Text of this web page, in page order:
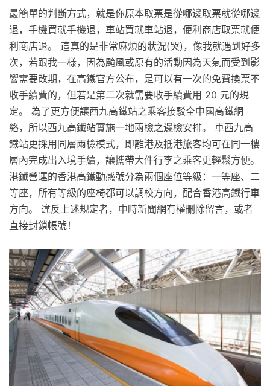
最簡單的判斷方式，就是你原本取票是從哪邊取票就從哪邊
退，手機買就手機退，車站買就車站退，便利商店取票就便
利商店退。 這真的是非常麻煩的狀況(哭)，像我就遇到好多
次，若跟我一樣，因為颱風或原有的活動因為天氣而受到影
響需要改期，在高鐵官方公布，是可以有一次的免費換票不
收手續費的，但若是第二次就需要收手續費用 20 元的規
定。 為了更方便讓西九高鐵站之乘客接駁全中國高鐵網
絡，所以西九高鐵站實施一地兩檢之邊檢安排。 車西九高
鐵站更採用同層兩檢模式，即離港及抵港旅客均可在同一樓
層內完成出入境手續，讓攜帶大件行李之乘客更輕鬆方便。
港鐵營運的香港高鐵動感號分為兩個座位等級：一等座、二
等座，所有等級的座椅都可以調校方向，配合香港高鐵行車
方向。 違反上述規定者，中時新聞網有權刪除留言，或者
直接封鎖帳號！